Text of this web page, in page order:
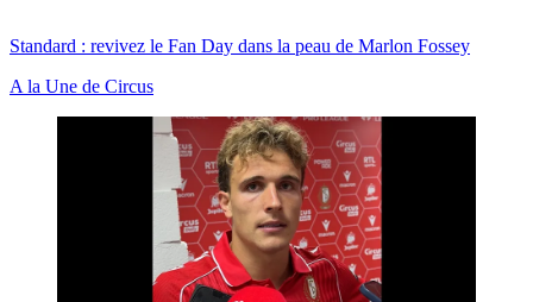
Standard : revivez le Fan Day dans la peau de Marlon Fossey
A la Une de Circus